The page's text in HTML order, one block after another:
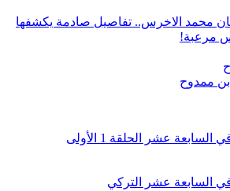
محمد الاخرس.. تفاصيل صادمة يكشفها
مرعبة!
ممدوح
عشر الحلقة 1 الأولى
السابعة عشر التركي